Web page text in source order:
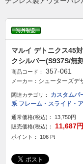
マルイ デトニクス45
クシルバー(S937S/無
商品コード： 357-061
メーカー： シューターズデ
関連カテゴリ： カスタムパ
系 フレーム・スライド・
通常価格(税込)：
13,750円
販売価格(税込)：
11,687円
ポイント： 106 Pt